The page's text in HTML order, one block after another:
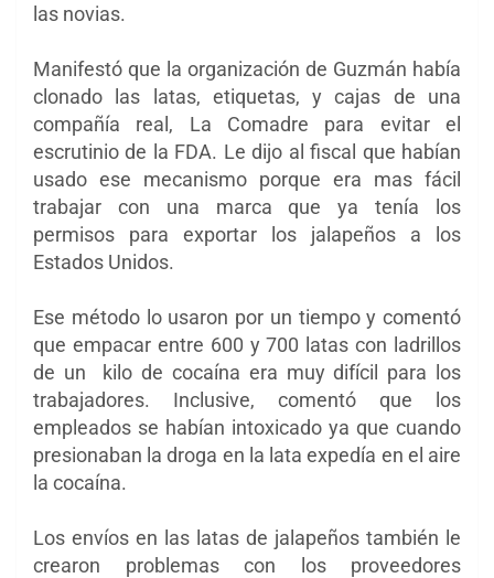
las novias.
Manifestó que la organización de Guzmán había
clonado las latas, etiquetas, y cajas de una
compañía real, La Comadre para evitar el
escrutinio de la FDA. Le dijo al fiscal que habían
usado ese mecanismo porque era mas fácil
trabajar con una marca que ya tenía los
permisos para exportar los jalapeños a los
Estados Unidos.
Ese método lo usaron por un tiempo y comentó
que empacar entre 600 y 700 latas con ladrillos
de un kilo de cocaína era muy difícil para los
trabajadores. Inclusive, comentó que los
empleados se habían intoxicado ya que cuando
presionaban la droga en la lata expedía en el aire
la cocaína.
Los envíos en las latas de jalapeños también le
crearon problemas con los proveedores